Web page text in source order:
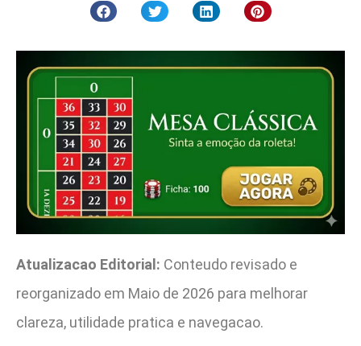
Atualizacao Editorial: Conteudo revisado e
reorganizado em Maio de 2026 para melhorar
clareza, utilidade pratica e navegacao.